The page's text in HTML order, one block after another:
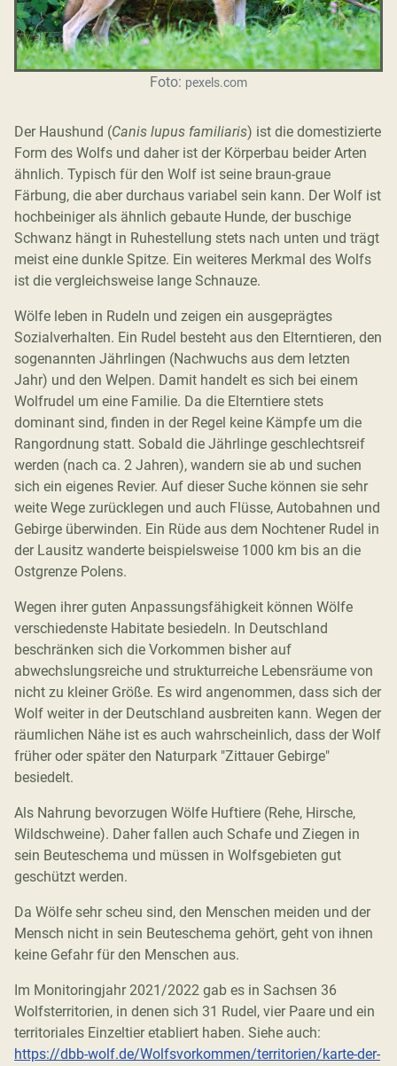
Foto: pexels.com
Der Haushund (Canis lupus familiaris) ist die domestizierte
Form des Wolfs und daher ist der Körperbau beider Arten
ähnlich. Typisch für den Wolf ist seine braun-graue
Färbung, die aber durchaus variabel sein kann. Der Wolf ist
hochbeiniger als ähnlich gebaute Hunde, der buschige
Schwanz hängt in Ruhestellung stets nach unten und trägt
meist eine dunkle Spitze. Ein weiteres Merkmal des Wolfs
ist die vergleichsweise lange Schnauze.
Wölfe leben in Rudeln und zeigen ein ausgeprägtes
Sozialverhalten. Ein Rudel besteht aus den Elterntieren, den
sogenannten Jährlingen (Nachwuchs aus dem letzten
Jahr) und den Welpen. Damit handelt es sich bei einem
Wolfrudel um eine Familie. Da die Elterntiere stets
dominant sind, finden in der Regel keine Kämpfe um die
Rangordnung statt. Sobald die Jährlinge geschlechtsreif
werden (nach ca. 2 Jahren), wandern sie ab und suchen
sich ein eigenes Revier. Auf dieser Suche können sie sehr
weite Wege zurücklegen und auch Flüsse, Autobahnen und
Gebirge überwinden. Ein Rüde aus dem Nochtener Rudel in
der Lausitz wanderte beispielsweise 1000 km bis an die
Ostgrenze Polens.
Wegen ihrer guten Anpassungsfähigkeit können Wölfe
verschiedenste Habitate besiedeln. In Deutschland
beschränken sich die Vorkommen bisher auf
abwechslungsreiche und strukturreiche Lebensräume von
nicht zu kleiner Größe. Es wird angenommen, dass sich der
Wolf weiter in der Deutschland ausbreiten kann. Wegen der
räumlichen Nähe ist es auch wahrscheinlich, dass der Wolf
früher oder später den Naturpark "Zittauer Gebirge"
besiedelt.
Als Nahrung bevorzugen Wölfe Huftiere (Rehe, Hirsche,
Wildschweine). Daher fallen auch Schafe und Ziegen in
sein Beuteschema und müssen in Wolfsgebieten gut
geschützt werden.
Da Wölfe sehr scheu sind, den Menschen meiden und der
Mensch nicht in sein Beuteschema gehört, geht von ihnen
keine Gefahr für den Menschen aus.
Im Monitoringjahr 2021/2022 gab es in Sachsen 36
Wolfsterritorien, in denen sich 31 Rudel, vier Paare und ein
territoriales Einzeltier etabliert haben. Siehe auch:
https://dbb-wolf.de/Wolfsvorkommen/territorien/karte-der-